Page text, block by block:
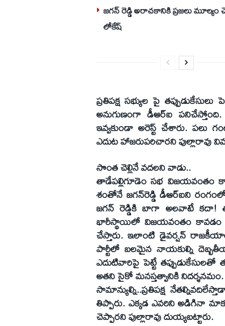
జగన్ రెడ్డి అరాచకానికి ప్రజలు మూల్యం
లోకేష్‌
ప్రతిపక్ష సభ్యుల పై
అనుగుణంగా డీఆర్‌ఐ పనిచేస్తోంది.
ఇవ్వకుండా అరెస్ట్‌ చేశారు. పలు
ఎదుట హాజరుపరిచారని పుల్లారావు
సొంత చెల్లినే వదలని వాడు..
తాడేపల్లిగూడెం సభ విజయవంతం
శంతోనే జగన్‌రెడ్డి డీఆర్‌ఐని
జగన్‌ రెడ్డికి బాగా అలవాటే కదా!
భారీస్థాయిలో విజయవంతం
చేస్తారు. ఇలాంటి డైవర్షన్‌
పార్టీలో బలమైన నాయకుల్ని
ఎదుటివారిపై పెట్టే తప్పుడుకేసులతో
అతని సైకో మనస్తత్వానికి నిదర్శనమం.
సామాన్యుల్ని..ప్రతిపక్ష
తిప్పారు. ఎక్కడ ఎవరిని అడిగినా
చెప్పారని పుల్లారావు దుయ్యబట్టారు.